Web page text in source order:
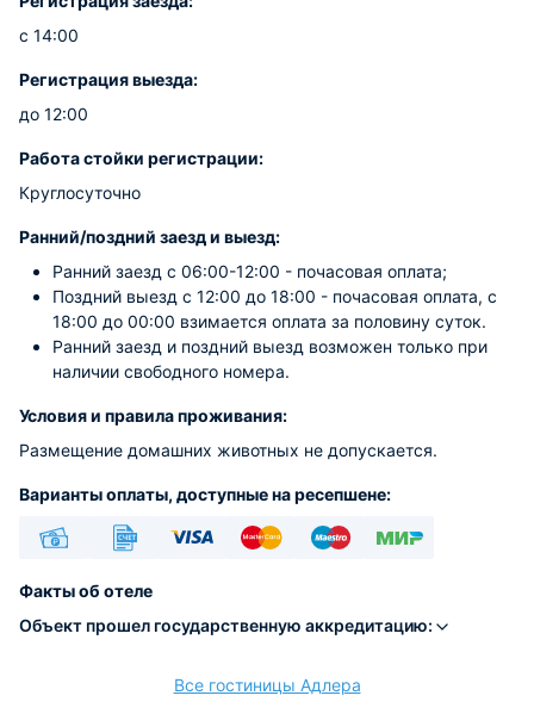
с 14:00
Регистрация выезда:
до 12:00
Работа стойки регистрации:
Круглосуточно
Ранний/поздний заезд и выезд:
Ранний заезд с 06:00-12:00 - почасовая оплата;
Поздний выезд с 12:00 до 18:00 - почасовая оплата, с
18:00 до 00:00 взимается оплата за половину суток.
Ранний заезд и поздний выезд возможен только при
наличии свободного номера.
Условия и правила проживания:
Размещение домашних животных не допускается.
Варианты оплаты, доступные на ресепшене:
Факты об отеле
Объект прошел государственную аккредитацию:
Все гостиницы Адлера